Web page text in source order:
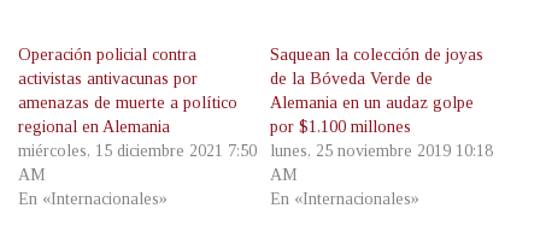
Operación policial contra
activistas antivacunas por
amenazas de muerte a político
regional en Alemania
miércoles, 15 diciembre 2021 7:50
AM
En «Internacionales»
Saquean la colección de joyas
de la Bóveda Verde de
Alemania en un audaz golpe
por $1.100 millones
lunes, 25 noviembre 2019 10:18
AM
En «Internacionales»